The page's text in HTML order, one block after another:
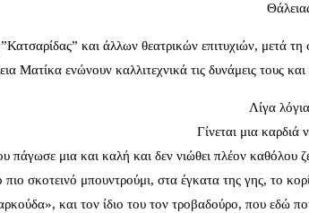
και άλλων θεατρικών επιτυχιών, μετά
Ματίκα ενώνουν καλλιτεχνικά τις δυνάμεις τους
Λίγα
Γίνεται μια καρδιά
πάγωσε μια και καλή και δεν νιώθει πλέον
σκοτεινό μπουντρούμι, στα έγκατα της γης, το
και τον ίδιο του τον τροβαδούρο, που εδώ